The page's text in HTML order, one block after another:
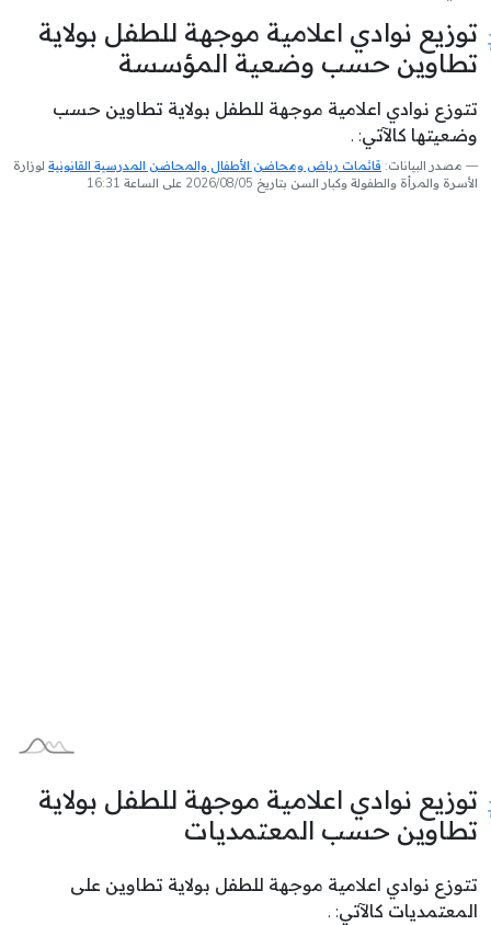
توزيع نوادي اعلامية موجهة للطفل بولاية
تطاوين حسب وضعية المؤسسة
تتوزع نوادي اعلامية موجهة للطفل بولاية تطاوين حسب
وضعيتها كالآتي: .
مصدر البيانات: قائمات رياض ومحاضن الأطفال والمحاضن المدرسية القانونية لوزارة
الأسرة والمرأة والطفولة وكبار السن بتاريخ 2026/08/05 على الساعة 16:31
توزيع نوادي اعلامية موجهة للطفل بولاية
تطاوين حسب المعتمديات
تتوزع نوادي اعلامية موجهة للطفل بولاية تطاوين على
المعتمديات كالآتي: .